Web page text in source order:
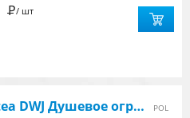
Р/ шт
Almatea DWJ Душевое ограждение 110х1950, стекло прозрачное, профиль хром, левое POL